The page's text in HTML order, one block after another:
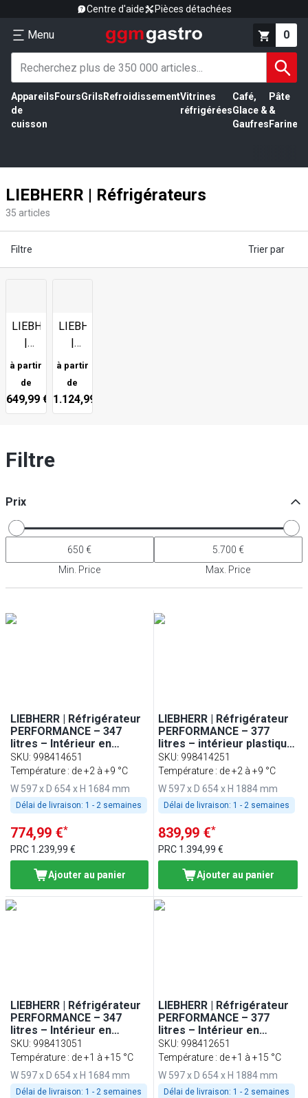
Centre d'aide Pièces détachées
Menu 0
Appareils
de
cuisson
FoursGrils RefroidissementVitrines
réfrigérées
Café,
Glace &
Gaufres
Pâte
&
Farine
LIEBHERR | Réfrigérateurs
35 articles
Filtre Trier par
LIEBHERR
|
Performance
à partir
de
649,99 €
LIEBHERR
|
Perfection
à partir
de
1.124,99 €
Filtre
Prix
Min. Price Max. Price
LIEBHERR | Réfrigérateur
PERFORMANCE – 347
litres – Intérieur en
plastique – 1 porte – Blanc
SKU: 998414651
Température : de +2 à +9 °C
W 597 x D 654 x H 1684 mm
Délai de livraison: 1 - 2 semaines
774,99 €*
PRC 1.239,99 €
Ajouter au panier
LIEBHERR | Réfrigérateur
PERFORMANCE – 377
litres – intérieur plastique
– 1 porte – Blanc
SKU: 998414251
Température : de +2 à +9 °C
W 597 x D 654 x H 1884 mm
Délai de livraison: 1 - 2 semaines
839,99 €*
PRC 1.394,99 €
Ajouter au panier
LIEBHERR | Réfrigérateur
PERFORMANCE – 347
litres – Intérieur en
plastique – 1 porte – Gris
SKU: 998413051
Température : de +1 à +15 °C
W 597 x D 654 x H 1684 mm
Délai de livraison: 1 - 2 semaines
LIEBHERR | Réfrigérateur
PERFORMANCE – 377
litres – Intérieur en
plastique – avec 1 porte –
Gris
SKU: 998412651
Température : de +1 à +15 °C
W 597 x D 654 x H 1884 mm
Délai de livraison: 1 - 2 semaines